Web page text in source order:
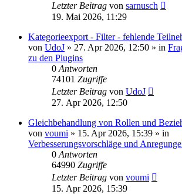
Letzter Beitrag von sarnusch
19. Mai 2026, 11:29
Kategorieexport - Filter - fehlende
von UdoJ » 27. Apr 2026, 12:50 » in
zu den Plugins
0 Antworten
74101 Zugriffe
Letzter Beitrag von UdoJ
27. Apr 2026, 12:50
Gleichbehandlung von Rollen und
von voumi » 15. Apr 2026, 15:39 » in
Verbesserungsvorschläge und
0 Antworten
64990 Zugriffe
Letzter Beitrag von voumi
15. Apr 2026, 15:39